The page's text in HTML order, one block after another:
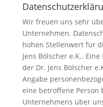
Wir freuen uns sehr
Unternehmen.
hohen Stellenwert für
Jens Bölscher e.K..
der Dr. Jens Bölscher
Angabe
eine betroffene Person
Unternehmens über